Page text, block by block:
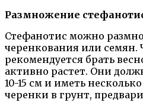
Размножение
Стефанотис можно
черенкования или семян.
рекомендуется брать
активно растет. Они
10-15 см и иметь
черенки в грунт,